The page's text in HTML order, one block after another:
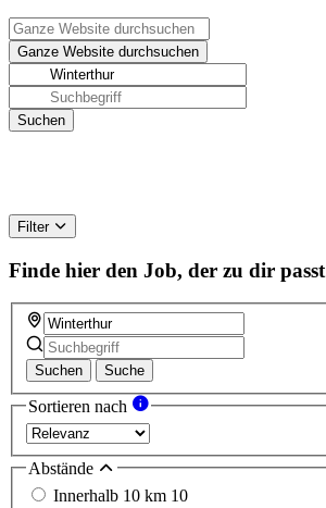
Filter
Finde hier den Job, der zu dir passt
Suchen Suche
Sortieren nach
Abstände
Innerhalb 10 km 10